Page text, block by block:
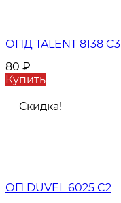
ОПД TALENT 8138 C3
80 ₽
Купить
Скидка!
ОП DUVEL 6025 C2